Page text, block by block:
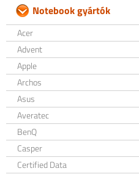
Notebook gyártók
Acer
Advent
Apple
Archos
Asus
Averatec
BenQ
Casper
Certified Data